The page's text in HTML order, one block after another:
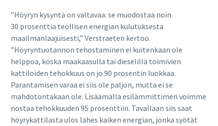
”Höyryn kysyntä on valtavaa: se muodostaa noin
30 prosenttia teollisen energian kulutuksesta
maailmanlaajuisesti,” Verstraeten kertoo.
”Höyryntuotannon tehostaminen ei kuitenkaan ole
helppoa, koska maakaasulla tai dieselillä toimivien
kattiloiden tehokkuus on jo 90 prosentin luokkaa.
Parantamisen varaa ei siis ole paljon, mutta ei se
mahdotontakaan ole. Lisäämällä esilämmittimen voimme
nostaa tehokkuuden 95 prosenttiin. Tavallaan siis saat
höyrykattilasta ulos lähes kaiken energian, jonka syötät